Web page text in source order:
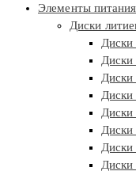
Элементы
Диски
Диски
Диски
Диски
Диски
Диски
Диски
Диски
Диски